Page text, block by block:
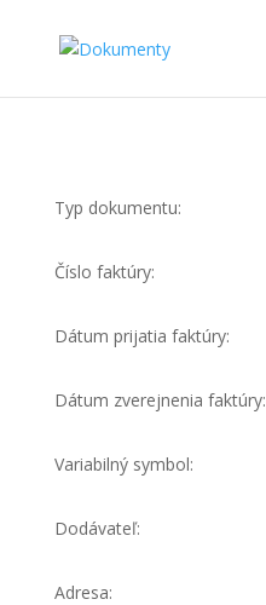
Typ dokumentu:
Číslo faktúry:
Dátum prijatia faktúry:
Dátum zverejnenia faktúry:
Variabilný symbol:
Dodávateľ:
Adresa: